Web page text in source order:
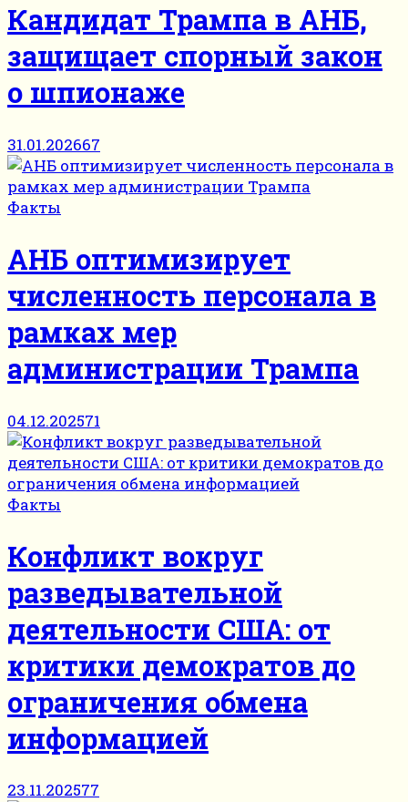
Кандидат Трампа в АНБ,
защищает спорный закон
о шпионаже
31.01.202667
Факты
АНБ оптимизирует
численность персонала в
рамках мер
администрации Трампа
04.12.202571
Факты
Конфликт вокруг
разведывательной
деятельности США: от
критики демократов до
ограничения обмена
информацией
23.11.202577